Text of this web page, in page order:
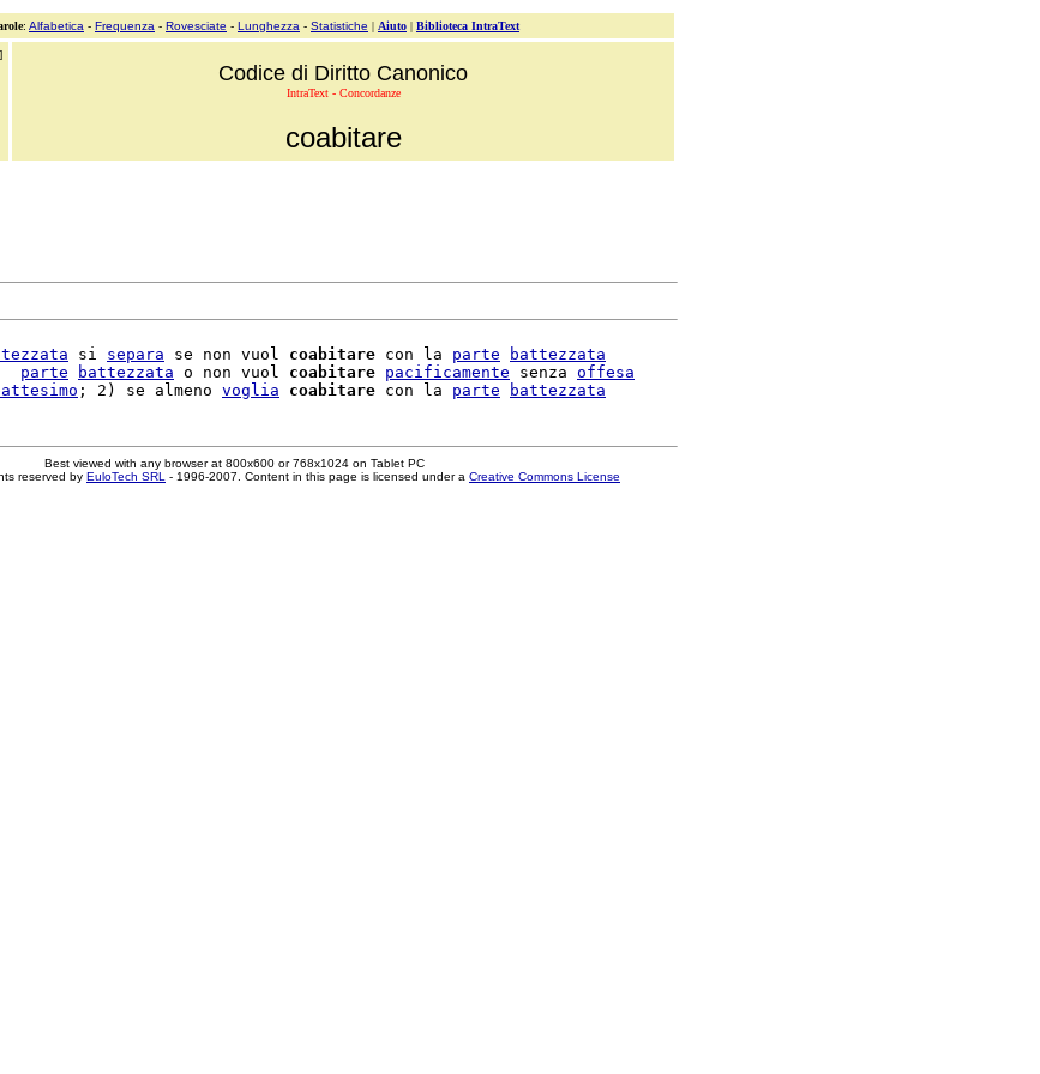
: Alfabetica - Frequenza - Rovesciate - Lunghezza - Statistiche | Aiuto | Biblioteca IntraText
]
Codice di Diritto Canonico
IntraText - Concordanze
coabitare
si separa se non vuol coabitare con la parte
battezzata
parte battezzata o non vuol coabitare pacificamente senza offesa
; 2) se almeno voglia coabitare con la parte battezzata
Best viewed with any browser at 800x600 or 768x1024 on Tablet PC
reserved by EuloTech SRL - 1996-2007. Content in this page is licensed under a Creative Commons License